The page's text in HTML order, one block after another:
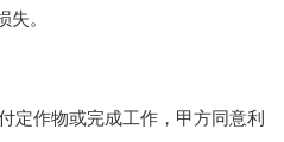
失。
作物或完成工作，甲方同意利